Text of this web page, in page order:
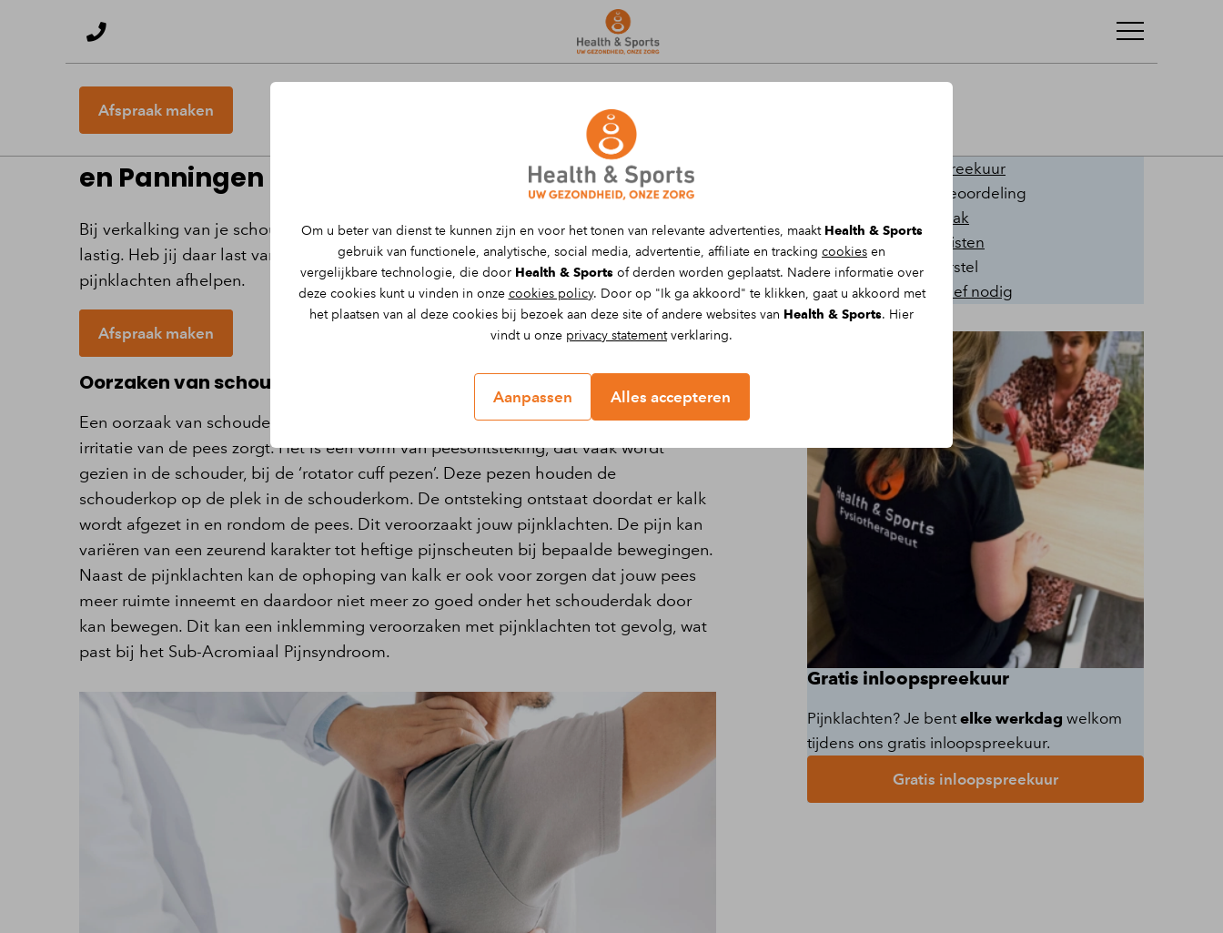
Om u beter van dienst te kunnen zijn en voor het tonen van relevante advertenties, maakt Health & Sports
gebruik van functionele, analytische, social media, advertentie, affiliate en tracking cookies en
vergelijkbare technologie, die door Health & Sports of derden worden geplaatst. Nadere informatie over
deze cookies kunt u vinden in onze cookies policy. Door op "Ik ga akkoord" te klikken, gaat u akkoord met
het plaatsen van al deze cookies bij bezoek aan deze site of andere websites van Health & Sports. Hier
vindt u onze privacy statementverklaring.
Aanpassen Alles accepteren
Afspraak maken
Verkalking (schouder) behandelen in Buchten
en Panningen
Bij verkalking van je schouder (ook wel tendinitis calcarea genoemd) is bewegen erg
lastig. Heb jij daar last van? Dan kunnen we je bij Health & Sports in Buchten van je
pijnklachten afhelpen.
Afspraak maken
Oorzaken van schouderverkalking
Een oorzaak van schouderverkalking is ophoping van kalk in de pees, welke voor
irritatie van de pees zorgt. Het is een vorm van peesontsteking, dat vaak wordt
gezien in de schouder, bij de ‘rotator cuff pezen’. Deze pezen houden de
schouderkop op de plek in de schouderkom. De ontsteking ontstaat doordat er kalk
wordt afgezet in en rondom de pees. Dit veroorzaakt jouw pijnklachten. De pijn kan
variëren van een zeurend karakter tot heftige pijnscheuten bij bepaalde bewegingen.
Naast de pijnklachten kan de ophoping van kalk er ook voor zorgen dat jouw pees
meer ruimte inneemt en daardoor niet meer zo goed onder het schouderdak door
kan bewegen. Dit kan een inklemming veroorzaken met pijnklachten tot gevolg, wat
past bij het Sub-Acromiaal Pijnsyndroom.
Gratis inloopspreekuur
Hoge klantenbeoordeling
Snel een afspraak
Ervaren specialisten
Helder over herstel
Géén verwijsbrief nodig
Gratis inloopspreekuur
Pijnklachten? Je bent elke werkdag welkom
tijdens ons gratis inloopspreekuur.
Gratis inloopspreekuur